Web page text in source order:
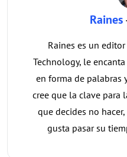
Raines
Raines es un
Technology, le
en forma de palabras
cree que la clave para
que decides no
gusta pasar su